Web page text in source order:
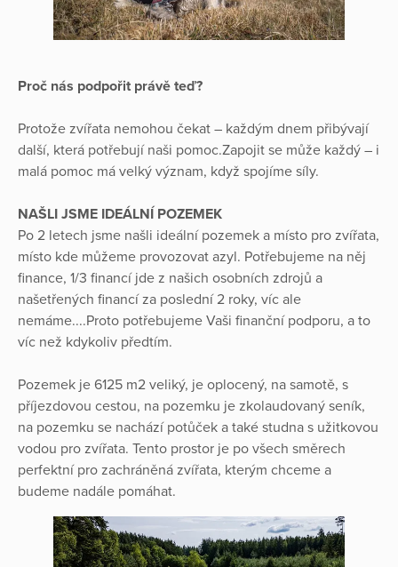
Proč nás podpořit právě teď?
Protože zvířata nemohou čekat – každým dnem přibývají
další, která potřebují naši pomoc.Zapojit se může každý – i
malá pomoc má velký význam, když spojíme síly.
NAŠLI JSME IDEÁLNÍ POZEMEK
Po 2 letech jsme našli ideální pozemek a místo pro zvířata,
místo kde můžeme provozovat azyl. Potřebujeme na něj
finance, 1/3 financí jde z našich osobních zdrojů a
našetřených financí za poslední 2 roky, víc ale
nemáme....Proto potřebujeme Vaši finanční podporu, a to
víc než kdykoliv předtím.
Pozemek je 6125 m2 veliký, je oplocený, na samotě, s
příjezdovou cestou, na pozemku je zkolaudovaný seník,
na pozemku se nachází potůček a také studna s užitkovou
vodou pro zvířata. Tento prostor je po všech směrech
perfektní pro zachráněná zvířata, kterým chceme a
budeme nadále pomáhat.